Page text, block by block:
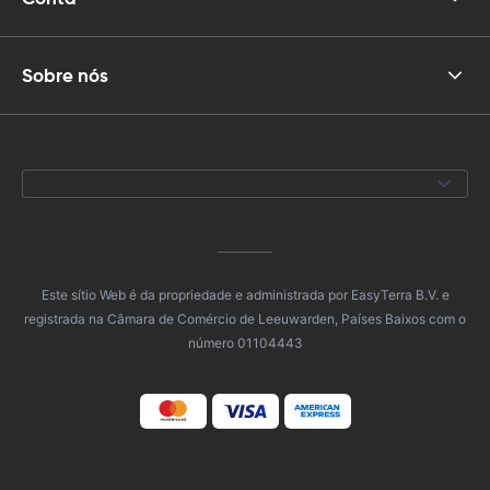
Sobre nós
Este sítio Web é da propriedade e administrada por EasyTerra B.V. e
registrada na Câmara de Comércio de Leeuwarden, Países Baixos com o
número 01104443